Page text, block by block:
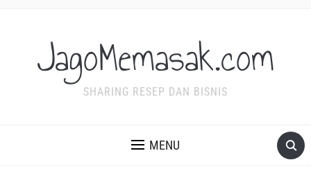
JagoMemasak.com
SHARING RESEP DAN BISNIS
MENU